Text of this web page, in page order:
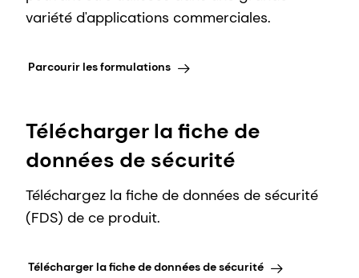
variété d'applications commerciales.
Parcourir les formulations
Télécharger la fiche de
données de sécurité
Téléchargez la fiche de données de sécurité
(FDS) de ce produit.
Télécharger la fiche de données de sécurité